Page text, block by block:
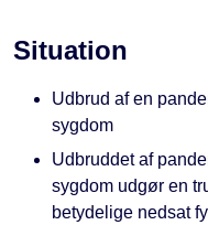
Situation
Udbrud af en
sygdom
Udbruddet af
sygdom udgør en
betydelige nedsat